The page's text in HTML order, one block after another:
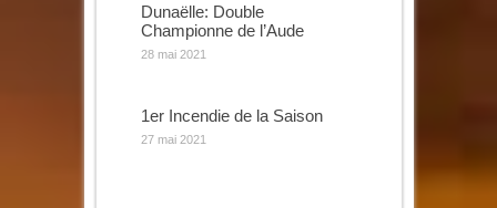
Dunaëlle: Double
Championne de l’Aude
28 mai 2021
1er Incendie de la Saison
27 mai 2021